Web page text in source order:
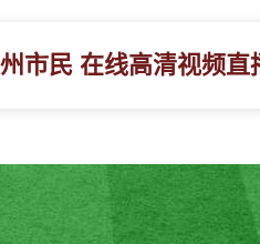
市民 在线高清视频直